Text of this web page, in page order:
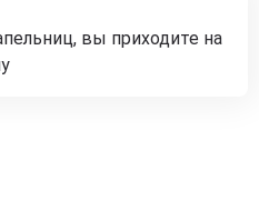
вы приходите на